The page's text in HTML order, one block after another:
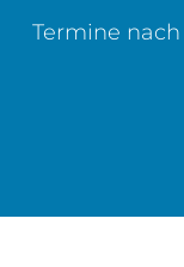
Termine